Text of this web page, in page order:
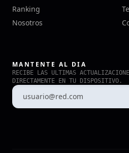
Ranking
Nosotros
MANTENTE AL DIA
RECIBE LAS ULTIMAS
DIRECTAMENTE EN TU DISPOSITIVO.